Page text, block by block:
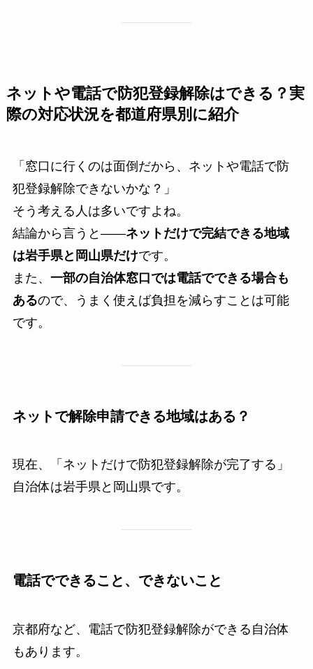
ネットや電話で防犯登録解除はできる？実
際の対応状況を都道府県別に紹介
「窓口に行くのは面倒だから、ネットや電話で防
犯登録解除できないかな？」
そう考える人は多いですよね。
結論から言うと――ネットだけで完結できる地域
は岩手県と岡山県だけです。
また、 一部の自治体窓口では電話でできる場合も
あるので、うまく使えば負担を減らすことは可能
です。
ネットで解除申請できる地域はある？
現在、「ネットだけで防犯登録解除が完了する」
自治体は岩手県と岡山県です。
電話でできること、できないこと
京都府など、電話で防犯登録解除ができる自治体
もあります。